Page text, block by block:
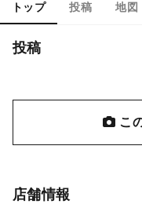
トップ 投稿 地図
投稿
こ
店舗情報